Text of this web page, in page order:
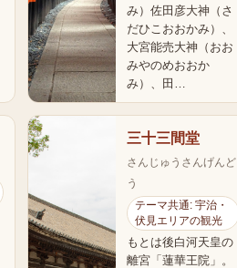
み）佐田彦大神（さ
だひこおおかみ）、
大宮能売大神（おお
みやのめおおか
み）、田…
三十三間堂
さんじゅうさんげんど
う
テーマ共通: 宇治・
伏見エリアの観光
もとは後白河天皇の
離宮「蓮華王院」。